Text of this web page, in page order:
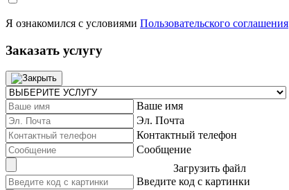
Я ознакомился с условиями Пользовательского соглашения
Заказать услугу
Ваше имя
Эл. Почта
Контактный телефон
Сообщение
Загрузить файл
Введите код с картинки